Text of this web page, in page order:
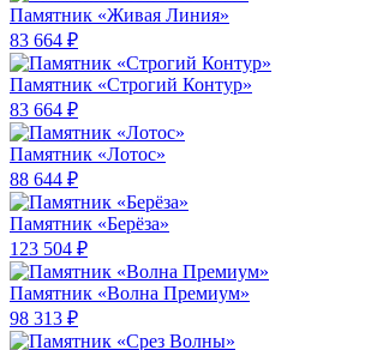
Памятник «Живая Линия»
83 664 ₽
Памятник «Строгий Контур»
83 664 ₽
Памятник «Лотос»
88 644 ₽
Памятник «Берёза»
123 504 ₽
Памятник «Волна Премиум»
98 313 ₽